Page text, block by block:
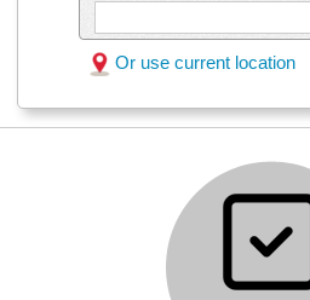
Or use current location